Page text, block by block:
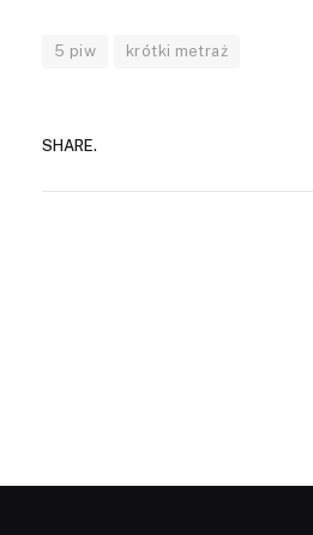
5 piw krótki metraż
SHARE.